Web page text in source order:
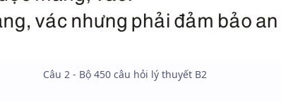
Câu 2 - Bộ 450 câu hỏi lý thuyết B2